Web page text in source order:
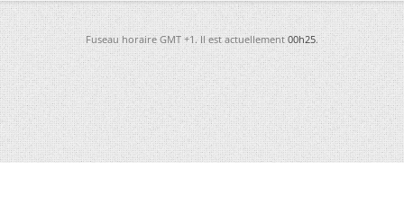
Fuseau horaire GMT +1. Il est actuellement00h25.